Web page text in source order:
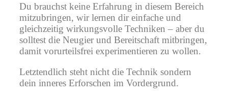
Du brauchst keine Erfahrung in diesem Bereich
mitzubringen, wir lernen dir einfache und
gleichzeitig wirkungsvolle Techniken – aber du
solltest die Neugier und Bereitschaft mitbringen,
damit vorurteilsfrei experimentieren zu wollen.
Letztendlich steht nicht die Technik sondern
dein inneres Erforschen im Vordergrund.